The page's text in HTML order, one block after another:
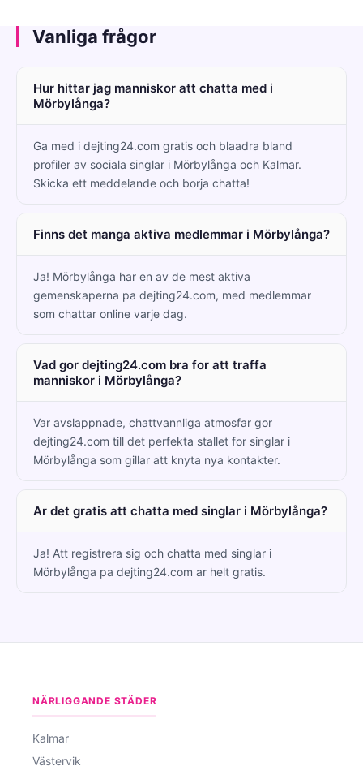
Vanliga frågor
Hur hittar jag manniskor att chatta med i
Mörbylånga?
Ga med i dejting24.com gratis och blaadra bland
profiler av sociala singlar i Mörbylånga och Kalmar.
Skicka ett meddelande och borja chatta!
Finns det manga aktiva medlemmar i Mörbylånga?
Ja! Mörbylånga har en av de mest aktiva
gemenskaperna pa dejting24.com, med medlemmar
som chattar online varje dag.
Vad gor dejting24.com bra for att traffa
manniskor i Mörbylånga?
Var avslappnade, chattvannliga atmosfar gor
dejting24.com till det perfekta stallet for singlar i
Mörbylånga som gillar att knyta nya kontakter.
Ar det gratis att chatta med singlar i Mörbylånga?
Ja! Att registrera sig och chatta med singlar i
Mörbylånga pa dejting24.com ar helt gratis.
NÄRLIGGANDE STÄDER
Kalmar
Västervik